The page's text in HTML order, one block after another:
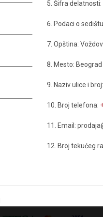
5. Šifra delatnosti:
6. Podaci o
7. Opština:
8. Mesto: Beograd
9. Naziv ulice i
10. Broj telefona:
11. Email:
12. Broj tekućeg